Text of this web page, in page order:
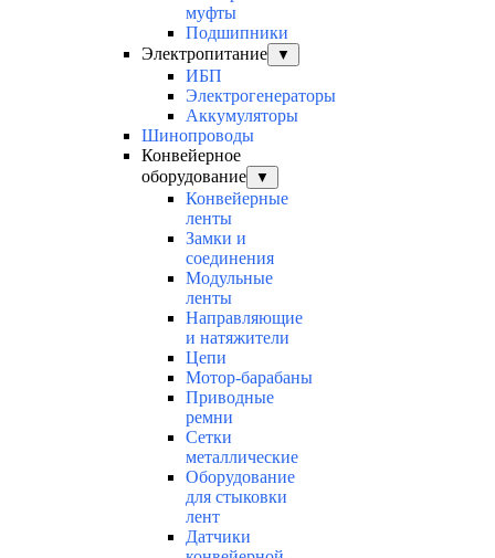
муфты
Подшипники
Электропитание
▼
ИБП
Электрогенераторы
Аккумуляторы
Шинопроводы
Конвейерное
оборудование
▼
Конвейерные
ленты
Замки и
соединения
Модульные
ленты
Направляющие
и натяжители
Цепи
Мотор-барабаны
Приводные
ремни
Сетки
металлические
Оборудование
для стыковки
лент
Датчики